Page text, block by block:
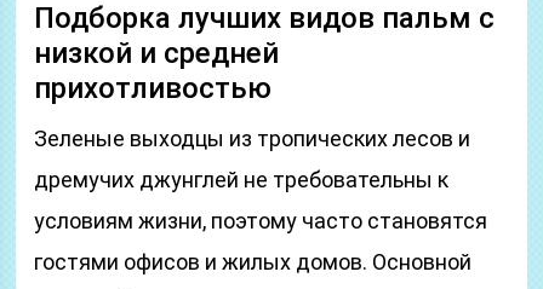
Подборка лучших видов пальм с
низкой и средней
прихотливостью
Зеленые выходцы из тропических лесов и
дремучих джунглей не требовательны к
условиям жизни, поэтому часто становятся
гостями офисов и жилых домов. Основной